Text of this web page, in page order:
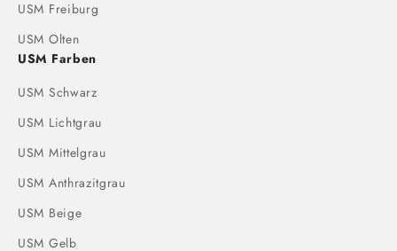
USM Freiburg
USM Olten
USM Farben
USM Schwarz
USM Lichtgrau
USM Mittelgrau
USM Anthrazitgrau
USM Beige
USM Gelb